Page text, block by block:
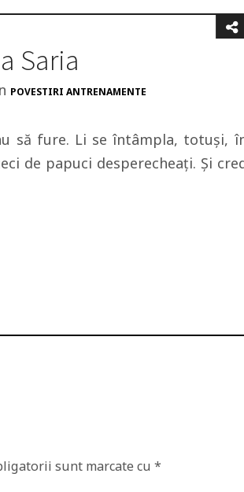
Saria
POVESTIRI ANTRENAMENTE
să fure. Li se întâmpla, totuşi,
de papuci desperecheaţi. Şi
sunt marcate cu *